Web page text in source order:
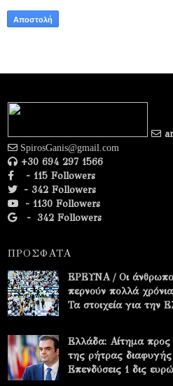
SpirosGanis@gmail.com
+30 694 297 1566
- 115 Followers
- 342 Followers
- 1130 Followers
- 342 Followers
ΠΡΟΣΦΑΤΑ
ΕΡΕΥΝΑ / Οι
περνούν πολλά
Τα στοιχεία για την
Ελλάδα: Αίτημα προς
της ρήτρας διαφυγής
Επενδύσεις 1 δις ευρώ